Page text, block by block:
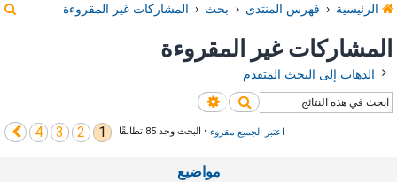
الرئيسية فهرس المنتدى بحث المشاركات غير المقروءة
ب
المشاركات غير المقروءة
الذهاب إلى البحث المتقدم
بحث بحث متقدم
اعتبر الجميع مقروء• البحث وجد 85 تطابقًا 1
2
3
4التالي
مواضيع